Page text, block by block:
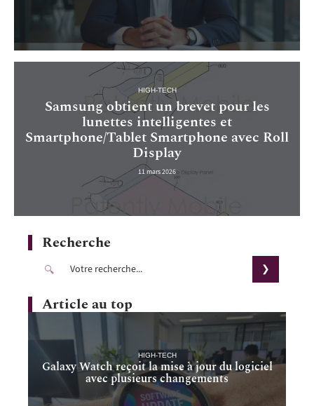
HIGH-TECH
Samsung obtient un brevet pour les
lunettes intelligentes et
Smartphone/Tablet Smartphone avec Roll
Display
11 mars 2026
Recherche
Article au top
HIGH-TECH
Galaxy Watch reçoit la mise à jour du logiciel
avec plusieurs changements